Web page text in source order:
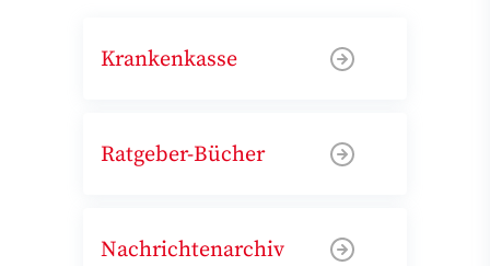
Krankenkasse
Ratgeber-Bücher
Nachrichtenarchiv